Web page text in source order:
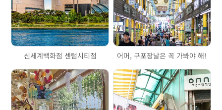
신세계백화점 센텀시티점 어머, 구포장날은 꼭 가봐야 해!